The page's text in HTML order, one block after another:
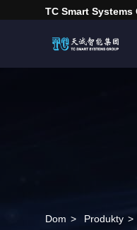
TC Smart Systems
Dom > Produkty >